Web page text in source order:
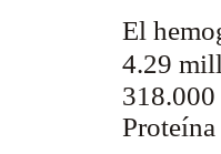
El
4.29
318.000